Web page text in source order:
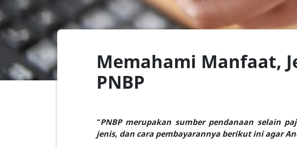
Memahami Manfaat,
PNBP
“PNBP merupakan sumber pendanaan selain
jenis, dan cara pembayarannya berikut ini agar